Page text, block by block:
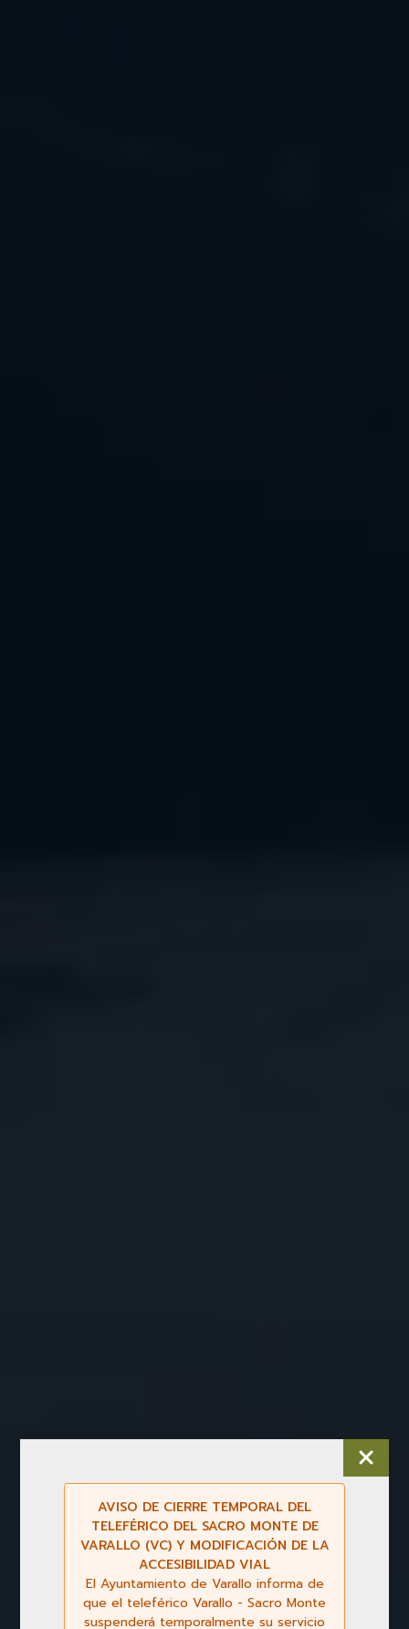
AVISO DE CIERRE TEMPORAL DEL
TELEFÉRICO DEL SACRO MONTE DE
VARALLO (VC) Y MODIFICACIÓN DE LA
ACCESIBILIDAD VIAL
El Ayuntamiento de Varallo informa de
que el teleférico Varallo - Sacro Monte
suspenderá temporalmente su servicio